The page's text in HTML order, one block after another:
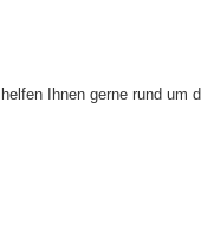
Ihnen gerne rund um